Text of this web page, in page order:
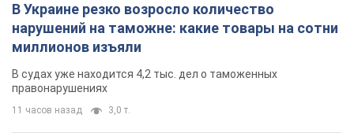
В Украине резко возросло количество
нарушений на таможне: какие товары на сотни
миллионов изъяли
В судах уже находится 4,2 тыс. дел о таможенных
правонарушениях
11 часов назад 3,0 т.